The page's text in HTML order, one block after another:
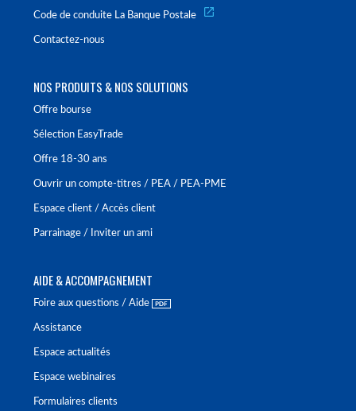
Code de conduite La Banque Postale
Contactez-nous
NOS PRODUITS & NOS SOLUTIONS
Offre bourse
Sélection EasyTrade
Offre 18-30 ans
Ouvrir un compte-titres / PEA / PEA-PME
Espace client / Accès client
Parrainage / Inviter un ami
AIDE & ACCOMPAGNEMENT
Foire aux questions / Aide
Assistance
Espace actualités
Espace webinaires
Formulaires clients